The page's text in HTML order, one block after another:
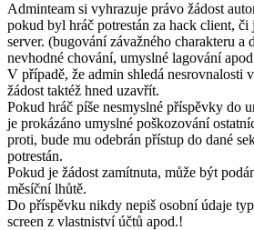
Adminteam si vyhrazuje právo žádost
pokud byl hráč potrestán za hack client,
server. (bugování závažného charakteru
nevhodné chování, umyslné lagování
V případě, že admin shledá nesrovnalosti
žádost taktéž hned uzavřít.
Pokud hráč píše nesmyslné příspěvky do
je prokázáno umyslné poškozování
proti, bude mu odebrán přístup do dané
potrestán.
Pokud je žádost zamítnuta, může být
měsíční lhůtě.
Do příspěvku nikdy nepiš osobní údaje
screen z vlastniství účtů apod.!